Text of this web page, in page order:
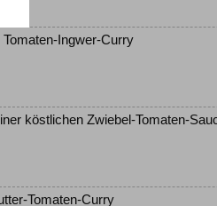
Ingwer-Curry
köstlichen Zwiebel-Tomaten-
Tomaten-Curry